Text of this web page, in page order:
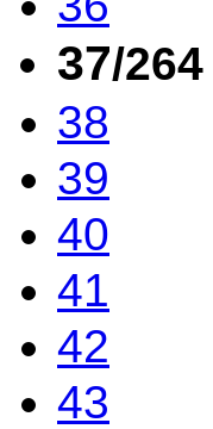
37/264
38
39
40
41
42
43